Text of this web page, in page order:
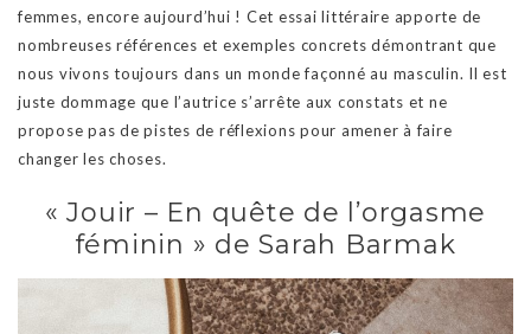
femmes, encore aujourd’hui ! Cet essai littéraire apporte de
nombreuses références et exemples concrets démontrant que
nous vivons toujours dans un monde façonné au masculin. Il est
juste dommage que l’autrice s’arrête aux constats et ne
propose pas de pistes de réflexions pour amener à faire
changer les choses.
« Jouir – En quête de l’orgasme
féminin » de Sarah Barmak